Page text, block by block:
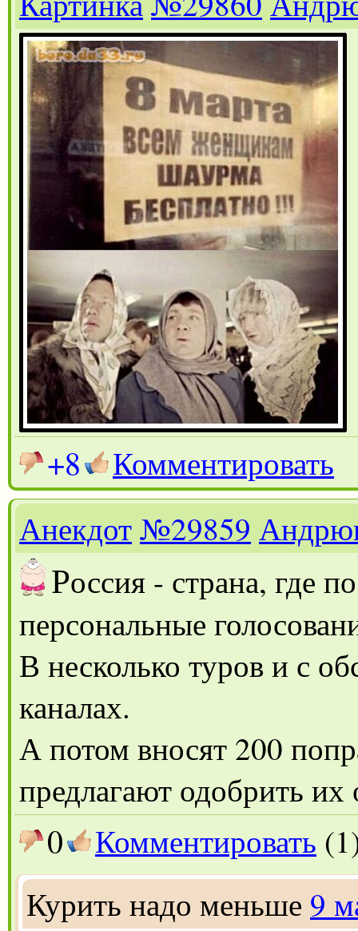
+8
Комментировать
Анекдот№29859
Россия - страна, где
персональные
В несколько туров и с
каналах.
А потом вносят 200
предлагают одобрить
0 Комментировать
Курить надо меньше 9